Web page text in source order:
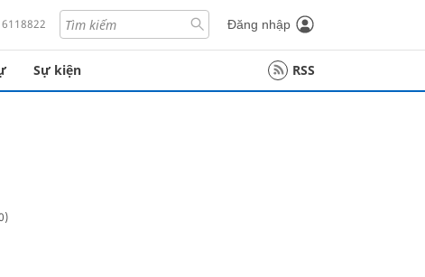
Đăng nhập
Sự kiện RSS